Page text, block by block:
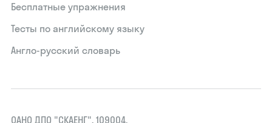
Бесплатные упражнения
Тесты по английскому языку
Англо-русский словарь
ОАНО ДПО "СКАЕНГ", 109004,